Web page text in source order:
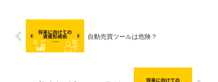
自動売買ツールは危険？